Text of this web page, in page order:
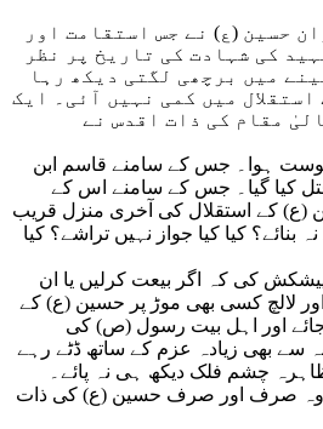
حسین (ع) نے جس استقامت اور
کی شہادت کی تاریخ پر نظر
میں برچھی لگتی دیکھ رہا
میں کمی نہیں آئی۔ ایک
مقام کی ذات اقدس نے
ہوا۔ جس کے سامنے قاسم ابن
کیا گیا۔ جس کے سامنے اس کے
(ع) کے استقلال کی آخری منزل قریب
کیا کیا جواز نہیں تراشے؟ کیا
کی کہ اگر بیعت کرلیں یا ان
لالچ کسی بھی موڑ پر حسین (ع) کے
جائے اور اہل بیت رسول (ص) کی
سے بھی زیادہ عزم کے ساتھ ڈٹے رہے
چشم فلک دیکھ ہی نہ پائے۔
ملتا ہے تو وہ صرف اور صرف حسین (ع) کی ذات